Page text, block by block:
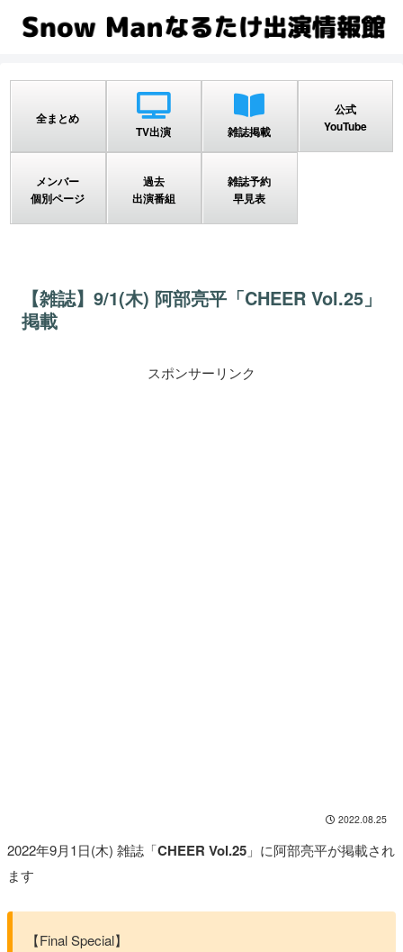
全まとめ
TV出演
雑誌掲載
公式
YouTube
メンバー
個別ページ
過去
出演番組
雑誌予約
早見表
【雑誌】9/1(木) 阿部亮平「CHEER Vol.25」
掲載
スポンサーリンク
2022.08.25
2022年9月1日(木) 雑誌「CHEER Vol.25 」に阿部亮平が掲載され
ます
【Final Special】